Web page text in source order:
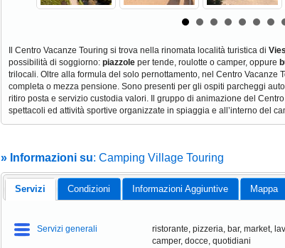
Il Centro Vacanze Touring si trova nella rinomata località turistica di
possibilità di soggiorno: piazzoleper tende, roulotte o camper, oppure
trilocali. Oltre alla formula del solo pernottamento, nel Centro Vacanze
completa o mezza pensione. Sono presenti per gli ospiti parcheggi
ritiro posta e servizio custodia valori. Il gruppo di animazione del
spettacoli ed attività sportive organizzate in spiaggia e all’interno del
» Informazioni su: Camping Village Touring
Servizi Condizioni Informazioni Aggiuntive Mappa
Servizi generali
ristorante, pizzeria, bar, market,
camper, docce, quotidiani